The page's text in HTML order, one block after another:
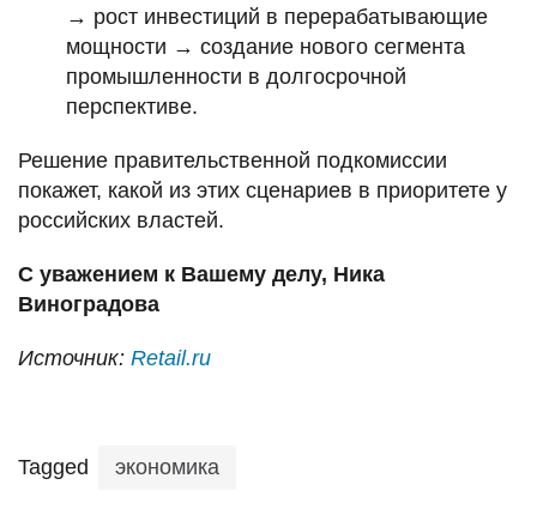
→ рост инвестиций в перерабатывающие
мощности → создание нового сегмента
промышленности в долгосрочной
перспективе.
Решение правительственной подкомиссии
покажет, какой из этих сценариев в приоритете у
российских властей.
С уважением к Вашему делу, Ника
Виноградова
Источник: Retail.ru
Tagged экономика